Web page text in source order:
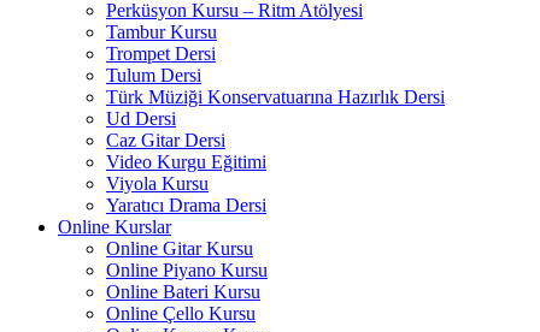
Perküsyon Kursu – Ritm Atölyesi
Tambur Kursu
Trompet Dersi
Tulum Dersi
Türk Müziği Konservatuarına Hazırlık Dersi
Ud Dersi
Caz Gitar Dersi
Video Kurgu Eğitimi
Viyola Kursu
Yaratıcı Drama Dersi
Online Kurslar
Online Gitar Kursu
Online Piyano Kursu
Online Bateri Kursu
Online Çello Kursu